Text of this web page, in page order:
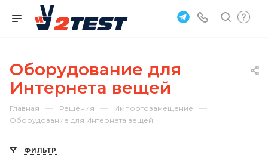
Оборудование для
Интернета вещей
Главная — Решения — Импортозамещение —
Оборудование для Интернета вещей
ФИЛЬТР